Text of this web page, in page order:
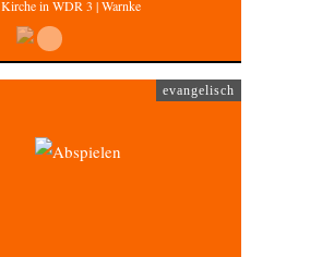
Kirche in WDR 3 | Warnke
evangelisch